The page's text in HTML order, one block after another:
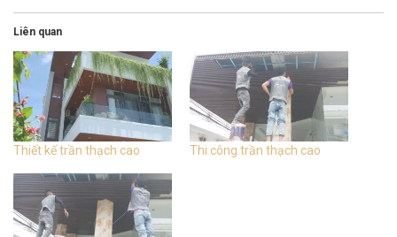
Liên quan
Thiết kế trần thạch cao Thi công trần thạch cao